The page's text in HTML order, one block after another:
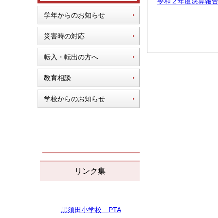
学年からのお知らせ
災害時の対応
転入・転出の方へ
教育相談
学校からのお知らせ
リンク集
黒須田小学校 PTA